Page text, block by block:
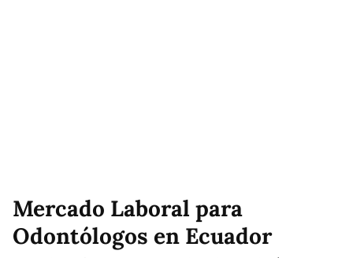
Mercado Laboral para
Odontólogos en Ecuador